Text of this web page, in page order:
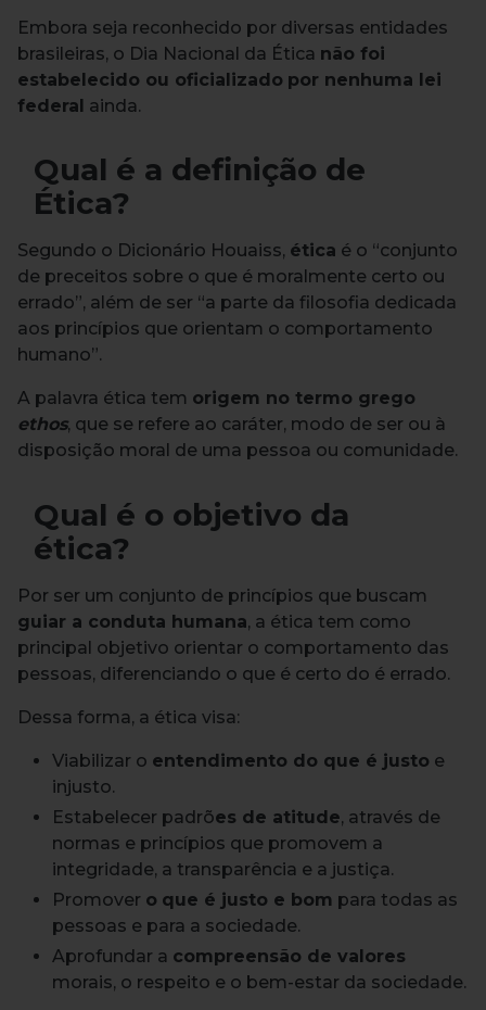
Embora seja reconhecido por diversas entidades
brasileiras, o Dia Nacional da Ética não foi
estabelecido ou oficializado por nenhuma lei
federal ainda.
Qual é a definição de
Ética?
Segundo o Dicionário Houaiss, ética é o “conjunto
de preceitos sobre o que é moralmente certo ou
errado”, além de ser “a parte da filosofia dedicada
aos princípios que orientam o comportamento
humano”.
A palavra ética tem origem no termo grego
ethos, que se refere ao caráter, modo de ser ou à
disposição moral de uma pessoa ou comunidade.
Qual é o objetivo da
ética?
Por ser um conjunto de princípios que buscam
guiar a conduta humana, a ética tem como
principal objetivo orientar o comportamento das
pessoas, diferenciando o que é certo do é errado.
Dessa forma, a ética visa:
Viabilizar o entendimento do que é justo e
injusto.
Estabelecer padrões de atitude, através de
normas e princípios que promovem a
integridade, a transparência e a justiça.
Promover o que é justo e bom para todas as
pessoas e para a sociedade.
Aprofundar a compreensão de valores
morais, o respeito e o bem-estar da sociedade.